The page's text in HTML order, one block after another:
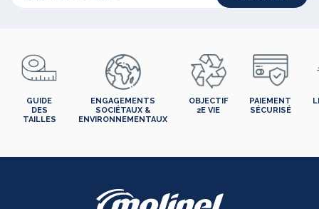
GUIDE
DES
TAILLES
ENGAGEMENTS
SOCIÉTAUX &
ENVIRONNEMENTAUX
OBJECTIF
2E VIE
PAIEMENT
SÉCURISÉ